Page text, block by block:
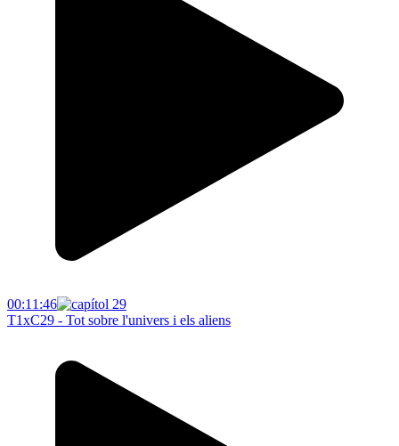
00:11:46
T1xC29 - Tot sobre l'univers i els aliens